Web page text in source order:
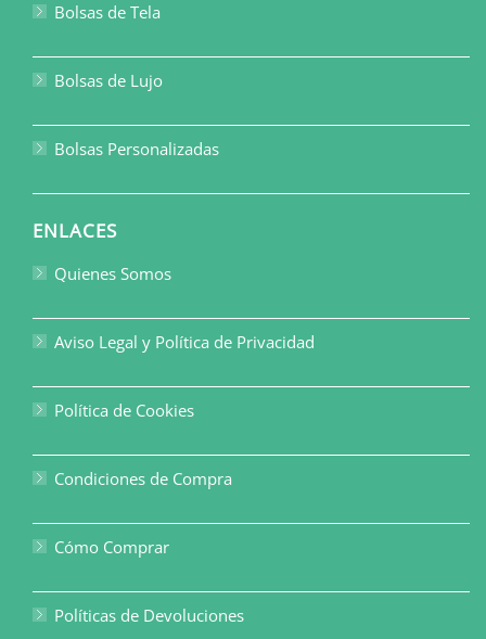
Bolsas de Tela
Bolsas de Lujo
Bolsas Personalizadas
ENLACES
Quienes Somos
Aviso Legal y Política de Privacidad
Política de Cookies
Condiciones de Compra
Cómo Comprar
Políticas de Devoluciones